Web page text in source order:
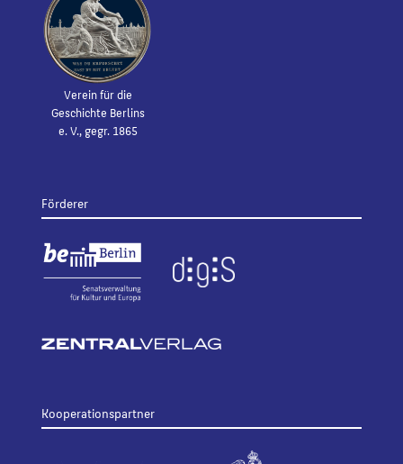
Verein für die
Geschichte Berlins
e. V., gegr. 1865
Förderer
Kooperationspartner